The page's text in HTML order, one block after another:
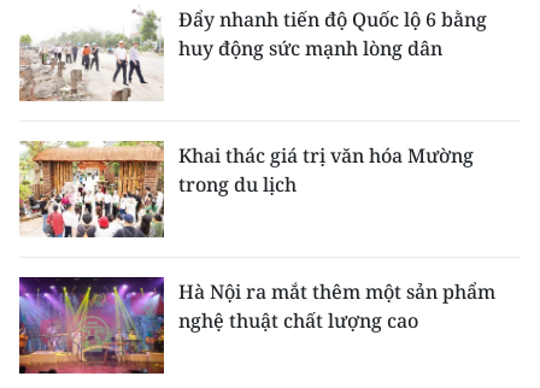
Đẩy nhanh tiến độ Quốc lộ 6 bằng
huy động sức mạnh lòng dân
Khai thác giá trị văn hóa Mường
trong du lịch
Hà Nội ra mắt thêm một sản phẩm
nghệ thuật chất lượng cao